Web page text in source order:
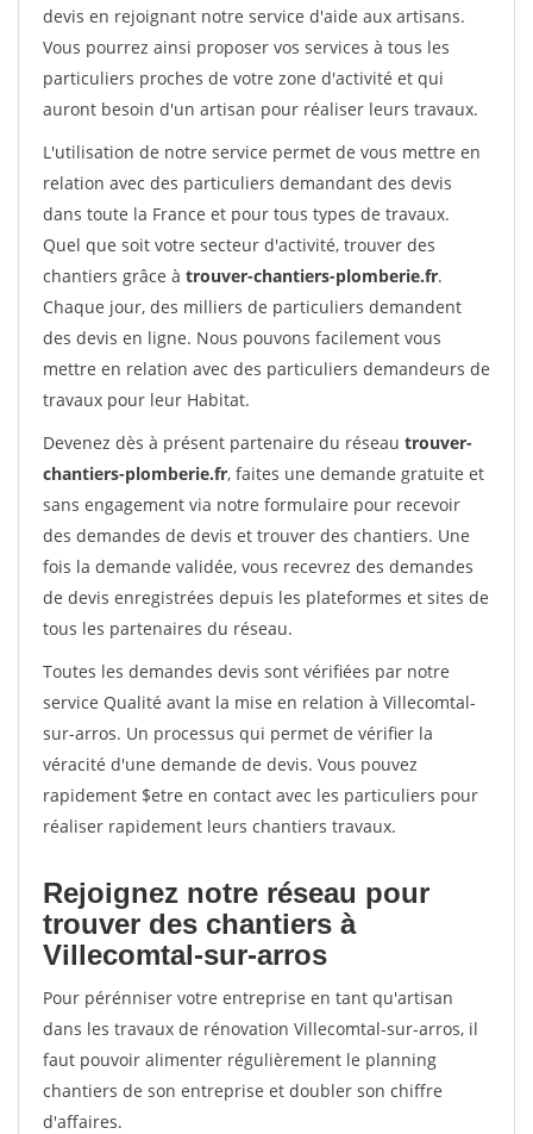
devis en rejoignant notre service d'aide aux artisans.
Vous pourrez ainsi proposer vos services à tous les
particuliers proches de votre zone d'activité et qui
auront besoin d'un artisan pour réaliser leurs travaux.
L'utilisation de notre service permet de vous mettre en
relation avec des particuliers demandant des devis
dans toute la France et pour tous types de travaux.
Quel que soit votre secteur d'activité, trouver des
chantiers grâce à trouver-chantiers-plomberie.fr.
Chaque jour, des milliers de particuliers demandent
des devis en ligne. Nous pouvons facilement vous
mettre en relation avec des particuliers demandeurs de
travaux pour leur Habitat.
Devenez dès à présent partenaire du réseau trouver-
chantiers-plomberie.fr, faites une demande gratuite et
sans engagement via notre formulaire pour recevoir
des demandes de devis et trouver des chantiers. Une
fois la demande validée, vous recevrez des demandes
de devis enregistrées depuis les plateformes et sites de
tous les partenaires du réseau.
Toutes les demandes devis sont vérifiées par notre
service Qualité avant la mise en relation à Villecomtal-
sur-arros. Un processus qui permet de vérifier la
véracité d'une demande de devis. Vous pouvez
rapidement $etre en contact avec les particuliers pour
réaliser rapidement leurs chantiers travaux.
Rejoignez notre réseau pour
trouver des chantiers à
Villecomtal-sur-arros
Pour pérénniser votre entreprise en tant qu'artisan
dans les travaux de rénovation Villecomtal-sur-arros, il
faut pouvoir alimenter régulièrement le planning
chantiers de son entreprise et doubler son chiffre
d'affaires.